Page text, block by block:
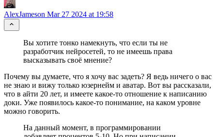
AlexJameson Mar 27 2024 at 19:58
Вы хотите тонко намекнуть, что если ты не
разработчик нейросетей, то не имеешь права
высказывать своё мнение?
Почему вы думаете, что я хочу вас задеть? Я ведь ничего о вас
не знаю и вижу только юзернейм и аватар. Вот вы рассказали,
что в айти 20 лет, и имеете какое-то отношение к написанию
доки. Уже появилось какое-то понимание, на каком уровне
можно говорить.
На данный момент, в программировании